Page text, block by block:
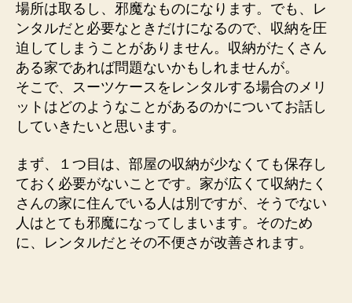
場所は取るし、邪魔なものになります。でも、レ
ンタルだと必要なときだけになるので、収納を圧
迫してしまうことがありません。収納がたくさん
ある家であれば問題ないかもしれませんが。
そこで、スーツケースをレンタルする場合のメリ
ットはどのようなことがあるのかについてお話し
していきたいと思います。
まず、１つ目は、部屋の収納が少なくても保存し
ておく必要がないことです。家が広くて収納たく
さんの家に住んでいる人は別ですが、そうでない
人はとても邪魔になってしまいます。そのため
に、レンタルだとその不便さが改善されます。